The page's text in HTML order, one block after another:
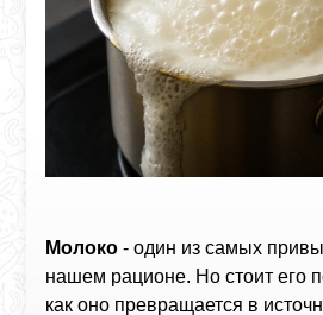
Молоко - один из самых
нашем рационе. Но стоит его
как оно превращается в